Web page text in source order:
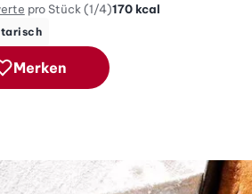
pro Stück (1/4)170 kcal
Merken